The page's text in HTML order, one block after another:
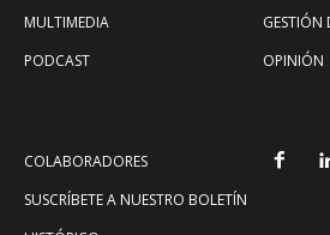
MULTIMEDIA
PODCAST
GESTIÓN
OPINIÓN
COLABORADORES
SUSCRÍBETE A NUESTRO BOLETÍN